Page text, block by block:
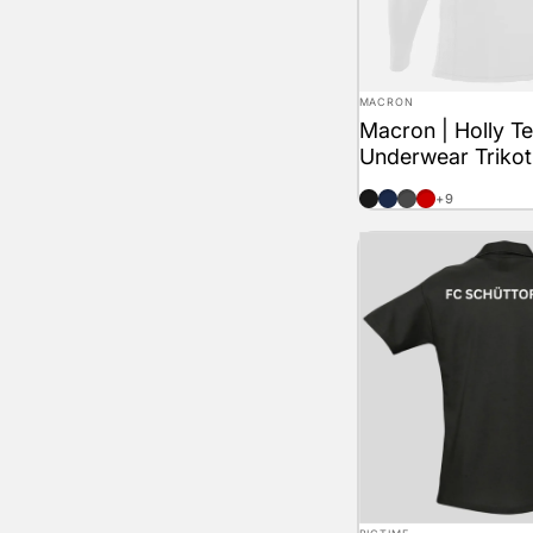
Anbieter:
MACRON
Macron | Holly
Underwear Trikot
schwarz
marineblau
anthrazit
rot+9